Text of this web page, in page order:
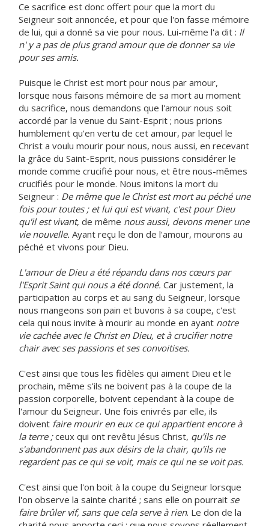
Ce sacrifice est donc offert pour que la mort du
Seigneur soit annoncée, et pour que l'on fasse mémoire
de lui, qui a donné sa vie pour nous. Lui-même l'a dit : Il
n' y a pas de plus grand amour que de donner sa vie
pour ses amis.
Puisque le Christ est mort pour nous par amour,
lorsque nous faisons mémoire de sa mort au moment
du sacrifice, nous demandons que l'amour nous soit
accordé par la venue du Saint-Esprit ; nous prions
humblement qu'en vertu de cet amour, par lequel le
Christ a voulu mourir pour nous, nous aussi, en recevant
la grâce du Saint-Esprit, nous puissions considérer le
monde comme crucifié pour nous, et être nous-mêmes
crucifiés pour le monde. Nous imitons la mort du
Seigneur : De même que le Christ est mort au péché une
fois pour toutes ; et lui qui est vivant, c'est pour Dieu
qu'il est vivant, de même nous aussi, devons mener une
vie nouvelle. Ayant reçu le don de l'amour, mourons au
péché et vivons pour Dieu.
L'amour de Dieu a été répandu dans nos cœurs par
l'Esprit Saint qui nous a été donné. Car justement, la
participation au corps et au sang du Seigneur, lorsque
nous mangeons son pain et buvons à sa coupe, c'est
cela qui nous invite à mourir au monde en ayant notre
vie cachée avec le Christ en Dieu, et à crucifier notre
chair avec ses passions et ses convoitises.
C'est ainsi que tous les fidèles qui aiment Dieu et le
prochain, même s'ils ne boivent pas à la coupe de la
passion corporelle, boivent cependant à la coupe de
l'amour du Seigneur. Une fois enivrés par elle, ils
doivent faire mourir en eux ce qui appartient encore à
la terre ;ceux qui ont revêtu Jésus Christ, qu'ils ne
s'abandonnent pas aux désirs de la chair, qu'ils ne
regardent pas ce qui se voit, mais ce qui ne se voit pas.
C'est ainsi que l'on boit à la coupe du Seigneur lorsque
l'on observe la sainte charité ; sans elle on pourrait se
faire brûler vif, sans que cela serve à rien. Le don de la